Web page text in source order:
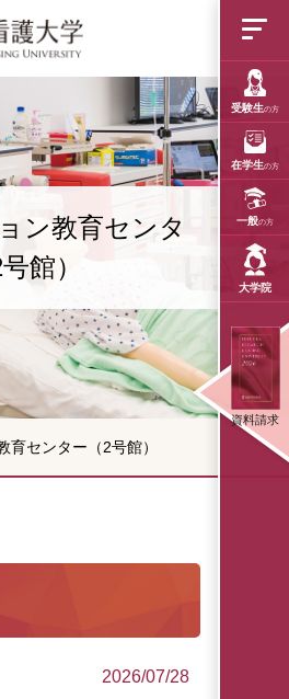
受験生の方
在学生の方
一般の方
大学院
資料請求
福岡女学院看護大学
ン教育センタ
館）
育センター（2号館）
2026/07/28